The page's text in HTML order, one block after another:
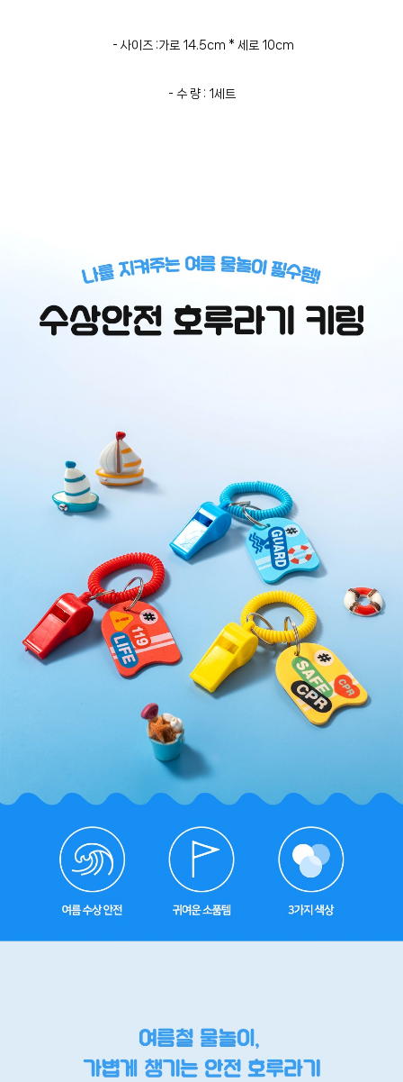
- 사이즈 :가로 14.5cm * 세로 10cm
- 수 량 : 1세트